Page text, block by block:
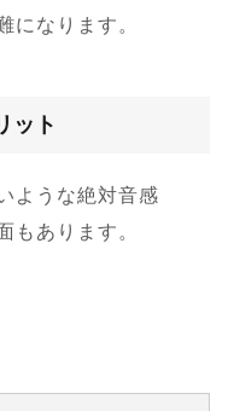
になります。
ット
ような絶対音感
もあります。